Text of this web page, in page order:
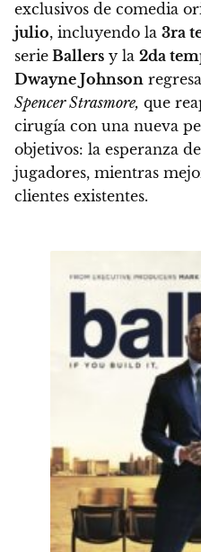
exclusivos de comedia
julio, incluyendo la 3ra
serie Ballers y la 2da
Dwayne Johnson
Spencer Strasmore, que
cirugía con una nueva
objetivos: la esperanza
jugadores, mientras
clientes existentes.